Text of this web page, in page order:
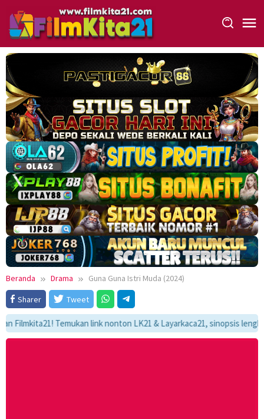
konten
Beranda Drama
Guna Guna Istri Muda (2024)
Sharer
Tweet
Temukan link nonton LK21 & Layarkaca21, sinopsis